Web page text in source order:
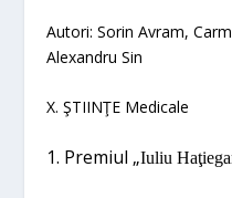
Autori: Sorin Avram,
Alexandru Sin
X. ŞTIINŢE Medicale
1. Premiul „Iuliu